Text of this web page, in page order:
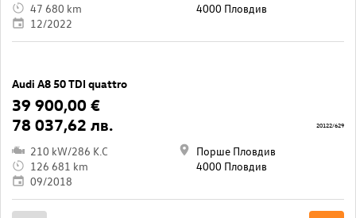
47 680 km
12/2022
4000 Пловдив
Audi A8 50 TDI quattro
39 900,00 €
78 037,62 лв.
210 kW/286 K.C
126 681 km
09/2018
Порше Пловдив
4000 Пловдив
20122/629